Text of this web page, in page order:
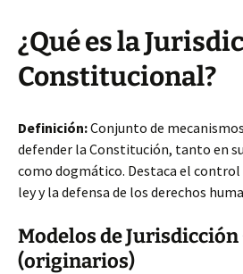
¿Qué es la
Constitucional?
Definición:Conjunto de
defender la Constitución, tanto en
como dogmático. Destaca el
ley y la defensa de los derechos
Modelos de
(originarios)